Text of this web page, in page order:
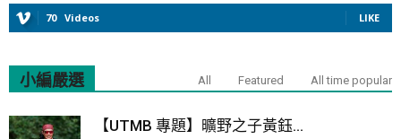
70 Videos LIKE
小編嚴選 All Featured All time popular
【UTMB 專題】曠野之子黃鈺...